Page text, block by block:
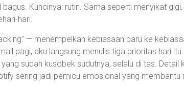
Kuncinya: rutin. Sama seperti menyikat
hari.
— menempelkan kebiasaan baru ke
pagi, aku langsung menulis tiga prioritas hari
sudah kusobek sudutnya, selalu di tas.
sering jadi pemicu emosional yang membantu